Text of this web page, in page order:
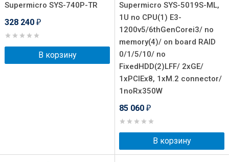
Supermicro SYS-740P-TR
328 240 ₽
В корзину
Supermicro SYS-5019S-ML,
1U no CPU(1) E3-
1200v5/6thGenCorei3/ no
memory(4)/ on board RAID
0/1/5/10/ no
FixedHDD(2)LFF/ 2xGE/
1xPCIEx8, 1xM.2 connector/
1noRx350W
85 060 ₽
В корзину